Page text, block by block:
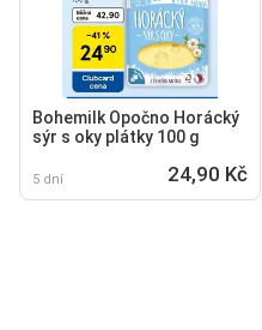
Bohemilk Opočno Horácký
sýr s oky plátky 100 g
5 dní 24,90 Kč